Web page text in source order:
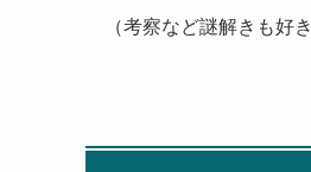
（考察など謎解きも好